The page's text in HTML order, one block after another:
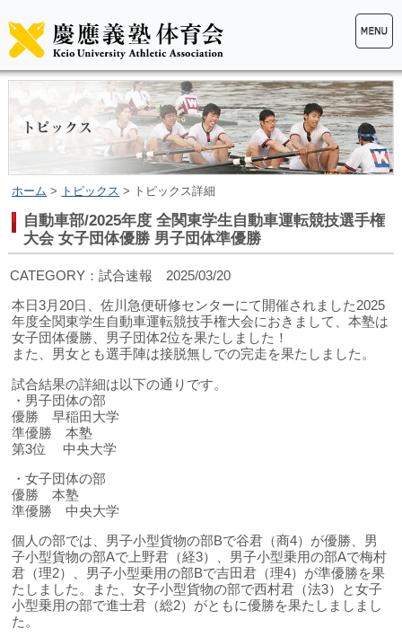
ホーム > トピックス > トピックス詳細
自動車部/2025年度 全関東学生自動車運転競技選手権
大会 女子団体優勝 男子団体準優勝
CATEGORY：試合速報 2025/03/20
本日3月20日、佐川急便研修センターにて開催されました2025
年度全関東学生自動車運転競技手権大会におきまして、本塾は
女子団体優勝、男子団体2位を果たしました！
また、男女とも選手陣は接脱無しでの完走を果たしました。
試合結果の詳細は以下の通りです。
・男子団体の部
優勝 早稲田大学
準優勝 本塾
第3位 中央大学
・女子団体の部
優勝 本塾
準優勝 中央大学
個人の部では、男子小型貨物の部Bで谷君（商4）が優勝、男
子小型貨物の部Aで上野君（経3）、男子小型乗用の部Aで梅村
君（理2）、男子小型乗用の部Bで吉田君（理4）が準優勝を果
たしました。また、女子小型貨物の部で西村君（法3）と女子
小型乗用の部で進士君（総2）がともに優勝を果たしましまし
た。